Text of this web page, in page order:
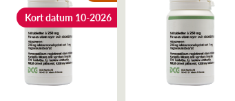
Kort datum 10-2026